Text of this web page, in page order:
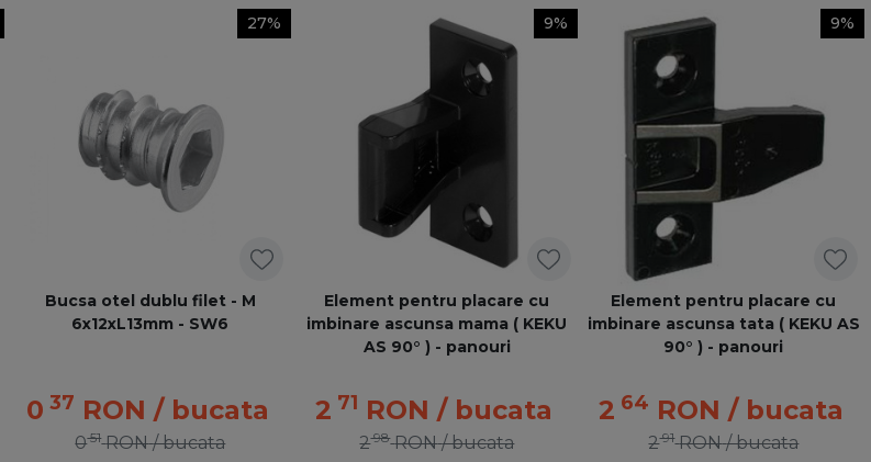
27%
Bucsa otel dublu filet - M
6x12xL13mm - SW6
0 37 RON / bucata
051 RON / bucata
9%
Element pentru placare cu
imbinare ascunsa mama ( KEKU
AS 90° ) - panouri
2 71 RON / bucata
298 RON / bucata
9%
Element pentru placare cu
imbinare ascunsa tata ( KEKU AS
90° ) - panouri
2 64 RON / bucata
291 RON / bucata